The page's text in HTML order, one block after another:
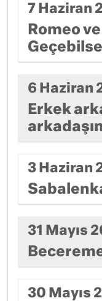
7 Haziran
Romeo
6 Haziran
Erkek
3 Haziran
31 Mayıs
30 Mayıs